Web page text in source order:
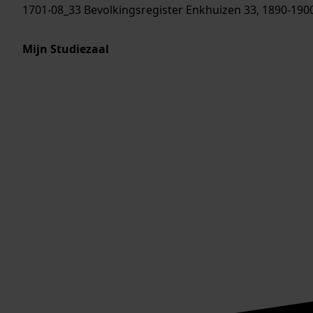
1701-08_33 Bevolkingsregister Enkhuizen 33, 1890-
Mijn Studiezaal